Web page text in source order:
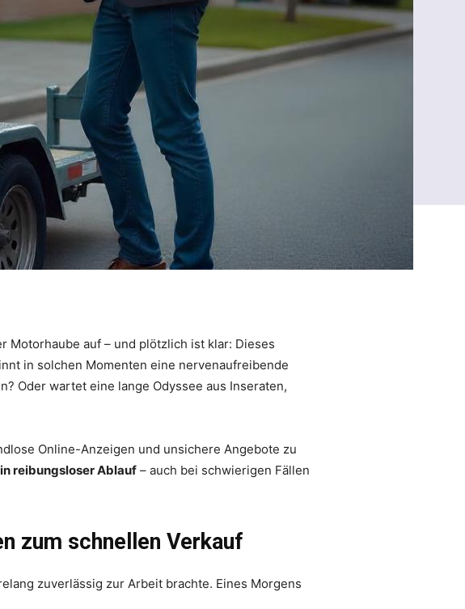
Motorhaube auf – und plötzlich ist klar: Dieses
in solchen Momenten eine nervenaufreibende
Oder wartet eine lange Odyssee aus Inseraten,
Online-Anzeigen und unsichere Angebote zu
reibungsloser Ablauf – auch bei schwierigen Fällen
zum schnellen Verkauf
zuverlässig zur Arbeit brachte. Eines Morgens